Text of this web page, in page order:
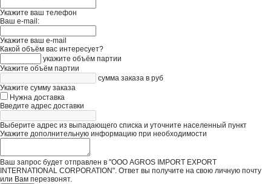
Укажите ваш телефон
Ваш e-mail:
Укажите ваш e-mail
Какой объём вас интересует?
укажите объём партии
Укажите объём партии
сумма заказа в руб
Укажите сумму заказа
Нужна доставка
Введите адрес доставки
Выберите адрес из выпадающего списка и уточните населенный пункт
Укажите дополнительную информацию при необходимости
Ваш запрос будет отправлен в "ООО AGROS IMPORT EXPORT
INTERNATIONAL CORPORATION". Ответ вы получите на свою личную почту
или Вам перезвонят.